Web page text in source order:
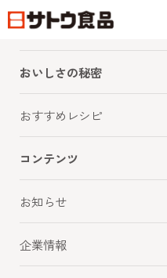
商品情報
おいしさの秘密
おすすめレシピ
コンテンツ
お知らせ
企業情報